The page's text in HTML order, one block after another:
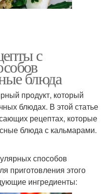
с
блюда
продукт, который
блюдах. В этой статье
рецептах, которые
блюда с кальмарами.
способов
приготовления этого
ингредиенты: